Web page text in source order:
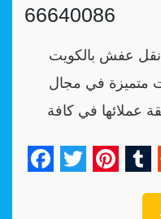
66640086
عفش بالكويت
متميزة في مجال